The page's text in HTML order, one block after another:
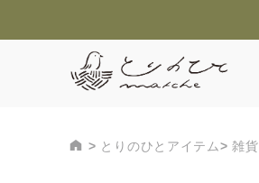
とりのひとアイテム 雑貨